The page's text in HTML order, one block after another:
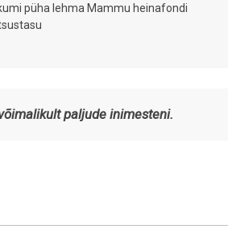
püha lehma Mammu heinafondi
paljude inimesteni.